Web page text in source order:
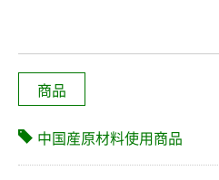
商品
中国産原材料使用商品